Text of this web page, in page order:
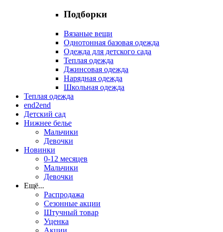
Подборки
Вязаные вещи
Однотонная базовая одежда
Одежда для детского сада
Теплая одежда
Джинсовая одежда
Нарядная одежда
Школьная одежда
Теплая одежда
end2end
Детский сад
Нижнее белье
Мальчики
Девочки
Новинки
0-12 месяцев
Мальчики
Девочки
Ещё...
Распродажа
Сезонные акции
Штучный товар
Уценка
Акции